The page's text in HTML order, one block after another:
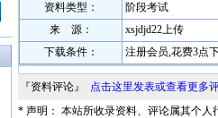
资料类型：
阶段考试
来 源：
xsjdjd22上传
下载条件：
注册会员,花费3点
『资料评论』 点击这里发表或查看更多
* 声明： 本站所收录资料、评论属其个人